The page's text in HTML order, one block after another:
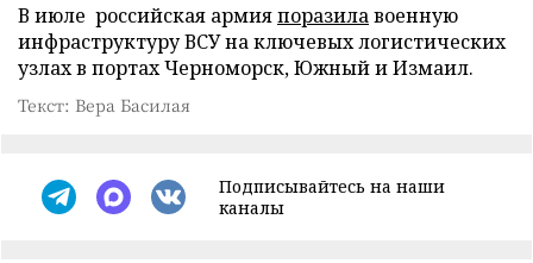
В июле российская армияпоразилавоенную
инфраструктуру ВСУ на ключевых логистических
узлах в портах Черноморск, Южный и Измаил.
Текст: Вера Басилая
Подписывайтесь на наши
каналы